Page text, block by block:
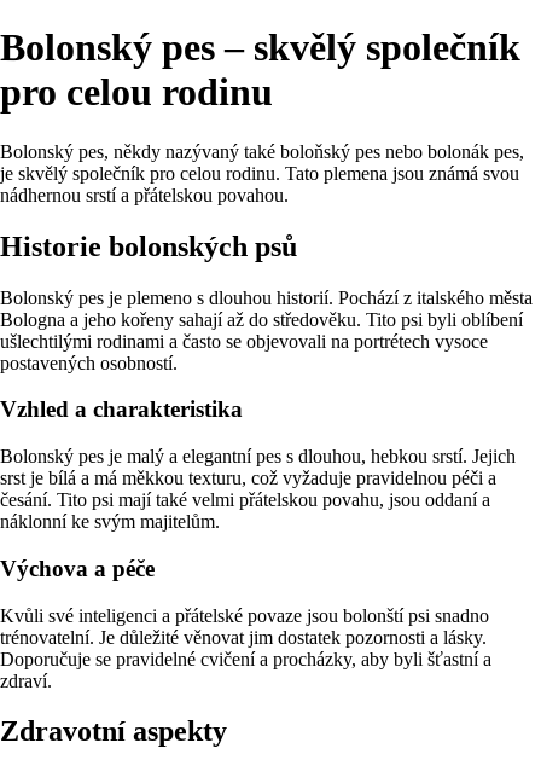
Bolonský pes – skvělý společník
pro celou rodinu
Bolonský pes, někdy nazývaný také boloňský pes nebo bolonák pes,
je skvělý společník pro celou rodinu. Tato plemena jsou známá svou
nádhernou srstí a přátelskou povahou.
Historie bolonských psů
Bolonský pes je plemeno s dlouhou historií. Pochází z italského města
Bologna a jeho kořeny sahají až do středověku. Tito psi byli oblíbení
ušlechtilými rodinami a často se objevovali na portrétech vysoce
postavených osobností.
Vzhled a charakteristika
Bolonský pes je malý a elegantní pes s dlouhou, hebkou srstí. Jejich
srst je bílá a má měkkou texturu, což vyžaduje pravidelnou péči a
česání. Tito psi mají také velmi přátelskou povahu, jsou oddaní a
náklonní ke svým majitelům.
Výchova a péče
Kvůli své inteligenci a přátelské povaze jsou bolonští psi snadno
trénovatelní. Je důležité věnovat jim dostatek pozornosti a lásky.
Doporučuje se pravidelné cvičení a procházky, aby byli šťastní a
zdraví.
Zdravotní aspekty